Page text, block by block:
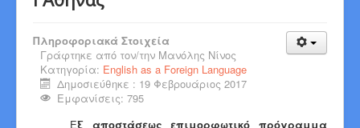
Πληροφοριακά Στοιχεία
Γράφτηκε από τον/την Μανόλης Νίνος
Κατηγορία: English as a Foreign Language
Δημοσιεύθηκε : 19 Φεβρουάριος 2017
Εμφανίσεις: 795
Εξ αποστάσεωςεπιμορφωτικό πρόγραμμα